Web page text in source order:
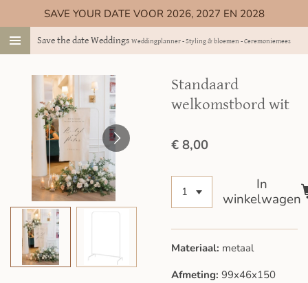
direct
naar
hoofdinhoud
Save the date Weddings Weddingplanner - Styling & bloemen - Ceremoniemeester
SAVE YOUR DATE VOOR 2026, 2027 EN 2028
Standaard
welkomstbord wit
€ 8,00
In
winkelwagen
Materiaal: metaal
Afmeting: 99x46x150